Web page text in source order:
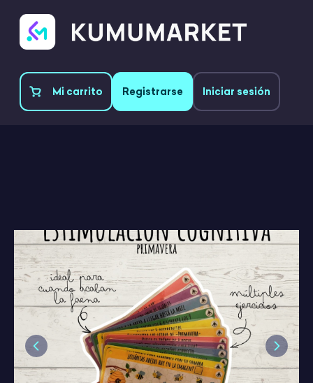
Mi carrito Registrarse Iniciar sesión
Previous Next